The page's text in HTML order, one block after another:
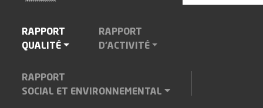
RAPPORT
QUALITÉ
RAPPORT
D'ACTIVITÉ
RAPPORT
SOCIAL ET ENVIRONNEMENTAL